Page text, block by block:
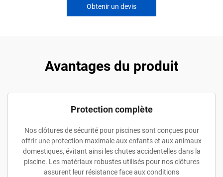
Obtenir un devis
Avantages du produit
Protection complète
Nos clôtures de sécurité pour piscines sont conçues pour
offrir une protection maximale aux enfants et aux animaux
domestiques, évitant ainsi les chutes accidentelles dans la
piscine. Les matériaux robustes utilisés pour nos clôtures
assurent leur résistance face aux conditions